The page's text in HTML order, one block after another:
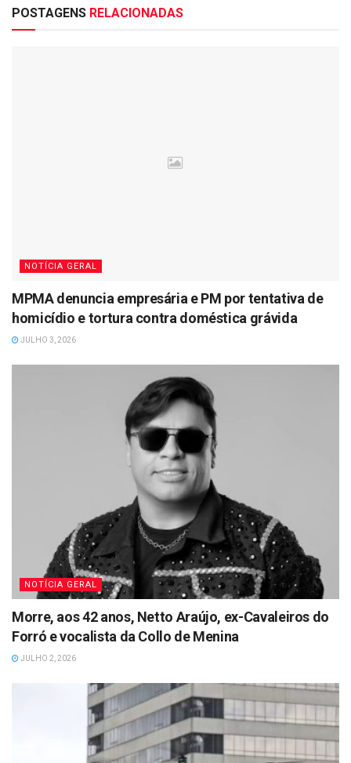
POSTAGENS RELACIONADAS
NOTÍCIA GERAL
MPMA denuncia empresária e PM por tentativa de
homicídio e tortura contra doméstica grávida
JULHO 3, 2026
NOTÍCIA GERAL
Morre, aos 42 anos, Netto Araújo, ex-Cavaleiros do
Forró e vocalista da Collo de Menina
JULHO 2, 2026